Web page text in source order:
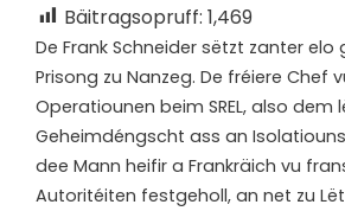
Bäitragsopruff: 1,469
De Frank Schneider sëtzt zanter elo
Prisong zu Nanzeg. De fréiere Chef
Operatiounen beim SREL, also dem
Geheimdéngscht ass an
dee Mann heifir a Frankräich vu
Autoritéiten festgeholl, an net zu